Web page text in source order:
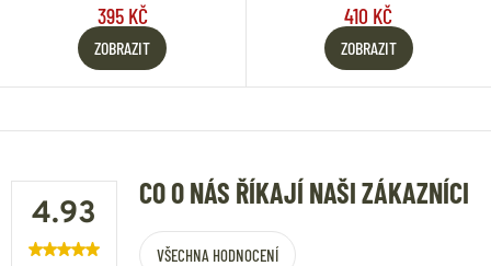
395 KČ
ZOBRAZIT
410 KČ
ZOBRAZIT
4.93
CO O NÁS ŘÍKAJÍ NAŠI ZÁKAZNÍCI
VŠECHNA HODNOCENÍ